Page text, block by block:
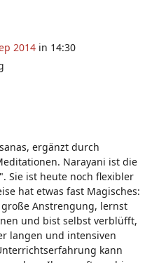
2014 in 14:30
ergänzt durch
Narayani ist die
Sie ist heute noch flexibler
hat etwas fast Magisches:
Anstrengung, lernst
und bist selbst verblüfft,
langen und intensiven
kann